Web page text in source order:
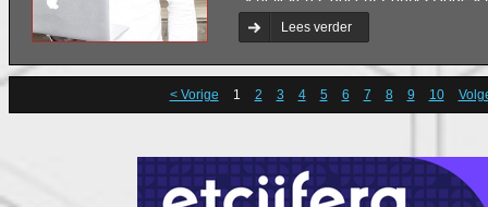
Afgelopen schooljaar startte de
afstudeerrichting ICT & Cyber
Lees verder
< Vorige 1 2 3 4 5 6 7 8 9 10